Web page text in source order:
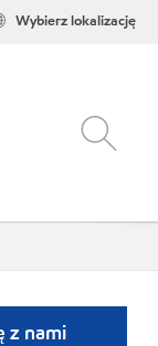
Wybierz lokalizację
z nami